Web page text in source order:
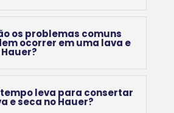
os problemas comuns
ocorrer em uma lava e
leva para consertar
e seca no Hauer?